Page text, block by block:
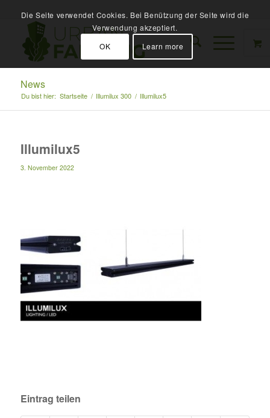
News
Du bist hier: Startseite / Illumilux 300 / Illumilux5
Illumilux5
3. November 2022
Eintrag teilen
Die Seite verwendet Cookies. Bei Benützung der Seite wird die
Verwendung akzeptiert.
OK
Learn more